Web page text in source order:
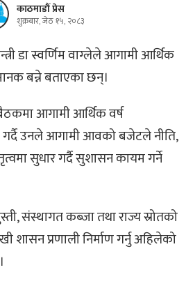
काठमाडौं प्रेस
शुक्रबार, जेठ १५, २०८३
डा स्वर्णिम वाग्लेले आगामी आर्थिक
बन्ने बताएका छन्।
आगामी आर्थिक वर्ष
उनले आगामी आवको बजेटले नीति,
सुधार गर्दै सुशासन कायम गर्ने
संस्थागत कब्जा तथा राज्य स्रोतको
शासन प्रणाली निर्माण गर्नु अहिलेको